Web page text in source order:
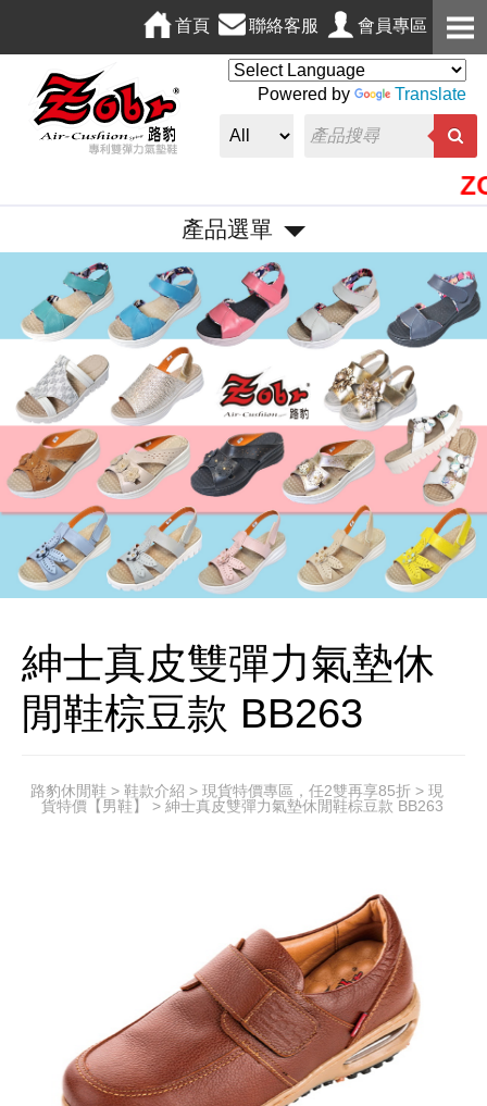
會員專區
聯絡客服
首頁
Powered by Translate
產品選單
e
v
o
u
s
e
x
t
紳士真皮雙彈力氣墊休
閒鞋棕豆款 BB263
路豹休閒鞋 > 鞋款介紹 > 現貨特價專區，任2雙再享85折> 現
貨特價【男鞋】
> 紳士真皮雙彈力氣墊休閒鞋棕豆款 BB263